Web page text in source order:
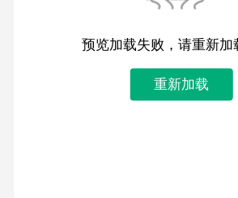
预览加载失败，请重新加
重新加载